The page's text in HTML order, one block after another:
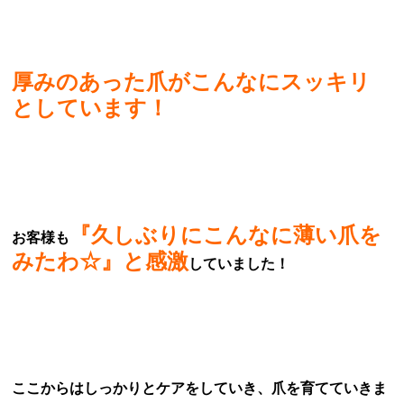
厚みのあった爪がこんなにスッキリ
としています！
お客様も
『久しぶりにこんなに薄い爪を
みたわ☆』と感激していました！
ここからはしっかりとケアをしていき、爪を育てていきま